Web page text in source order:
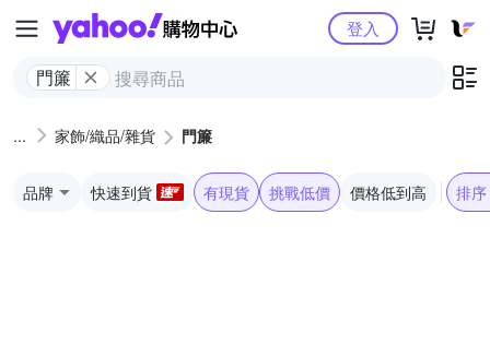
Yahoo購物中心
門簾
登入
家飾/織品/雜貨 門簾
品牌 快速到貨 有現貨 挑戰低價 價格低到高 排序